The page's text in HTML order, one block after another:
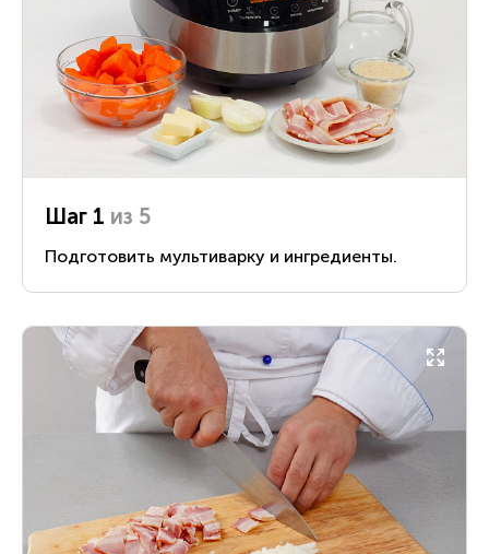
Шаг 1 из 5
Подготовить мультиварку и ингредиенты.